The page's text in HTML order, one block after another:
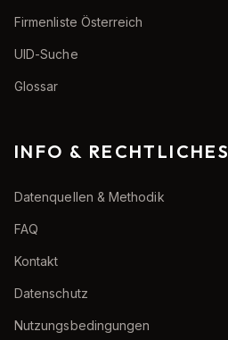
Firmenliste Österreich
UID-Suche
Glossar
INFO & RECHTLICHES
Datenquellen & Methodik
FAQ
Kontakt
Datenschutz
Nutzungsbedingungen